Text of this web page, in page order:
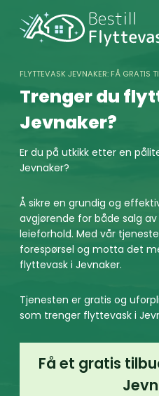
content
FLYTTEVASK JEVNAKER: FÅ GRATIS
Trenger du
Jevnaker?
Er du på utkikk etter en
Jevnaker?
Å sikre en grundig og
avgjørende for både salg
leieforhold. Med vår
forespørsel og motta det
flyttevask i Jevnaker.
Tjenesten er gratis og
som trenger flyttevask i
Få et gratis